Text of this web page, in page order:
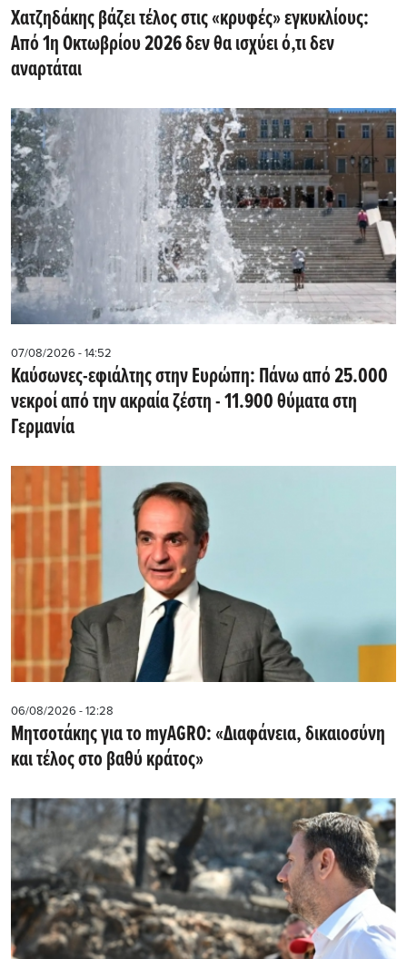
Χατζηδάκης βάζει τέλος στις «κρυφές» εγκυκλίους:
Από 1η Οκτωβρίου 2026 δεν θα ισχύει ό,τι δεν
αναρτάται
07/08/2026 - 14:52
Καύσωνες-εφιάλτης στην Ευρώπη: Πάνω από 25.000
νεκροί από την ακραία ζέστη - 11.900 θύματα στη
Γερμανία
06/08/2026 - 12:28
Μητσοτάκης για το myAGRO: «Διαφάνεια, δικαιοσύνη
και τέλος στο βαθύ κράτος»